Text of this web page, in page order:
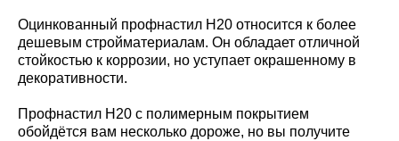
Оцинкованный профнастил Н20 относится к более
дешевым стройматериалам. Он обладает отличной
стойкостью к коррозии, но уступает окрашенному в
декоративности.
Профнастил Н20 с полимерным покрытием
обойдётся вам несколько дороже, но вы получите